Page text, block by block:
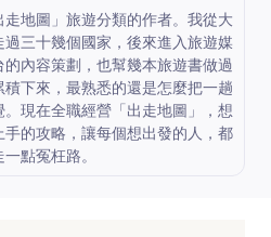
地圖」旅遊分類的作者。我從大
三十幾個國家，後來進入旅遊媒
內容策劃，也幫幾本旅遊書做過
下來，最熟悉的還是怎麼把一趟
現在全職經營「出走地圖」，想
的攻略，讓每個想出發的人，都
點冤枉路。